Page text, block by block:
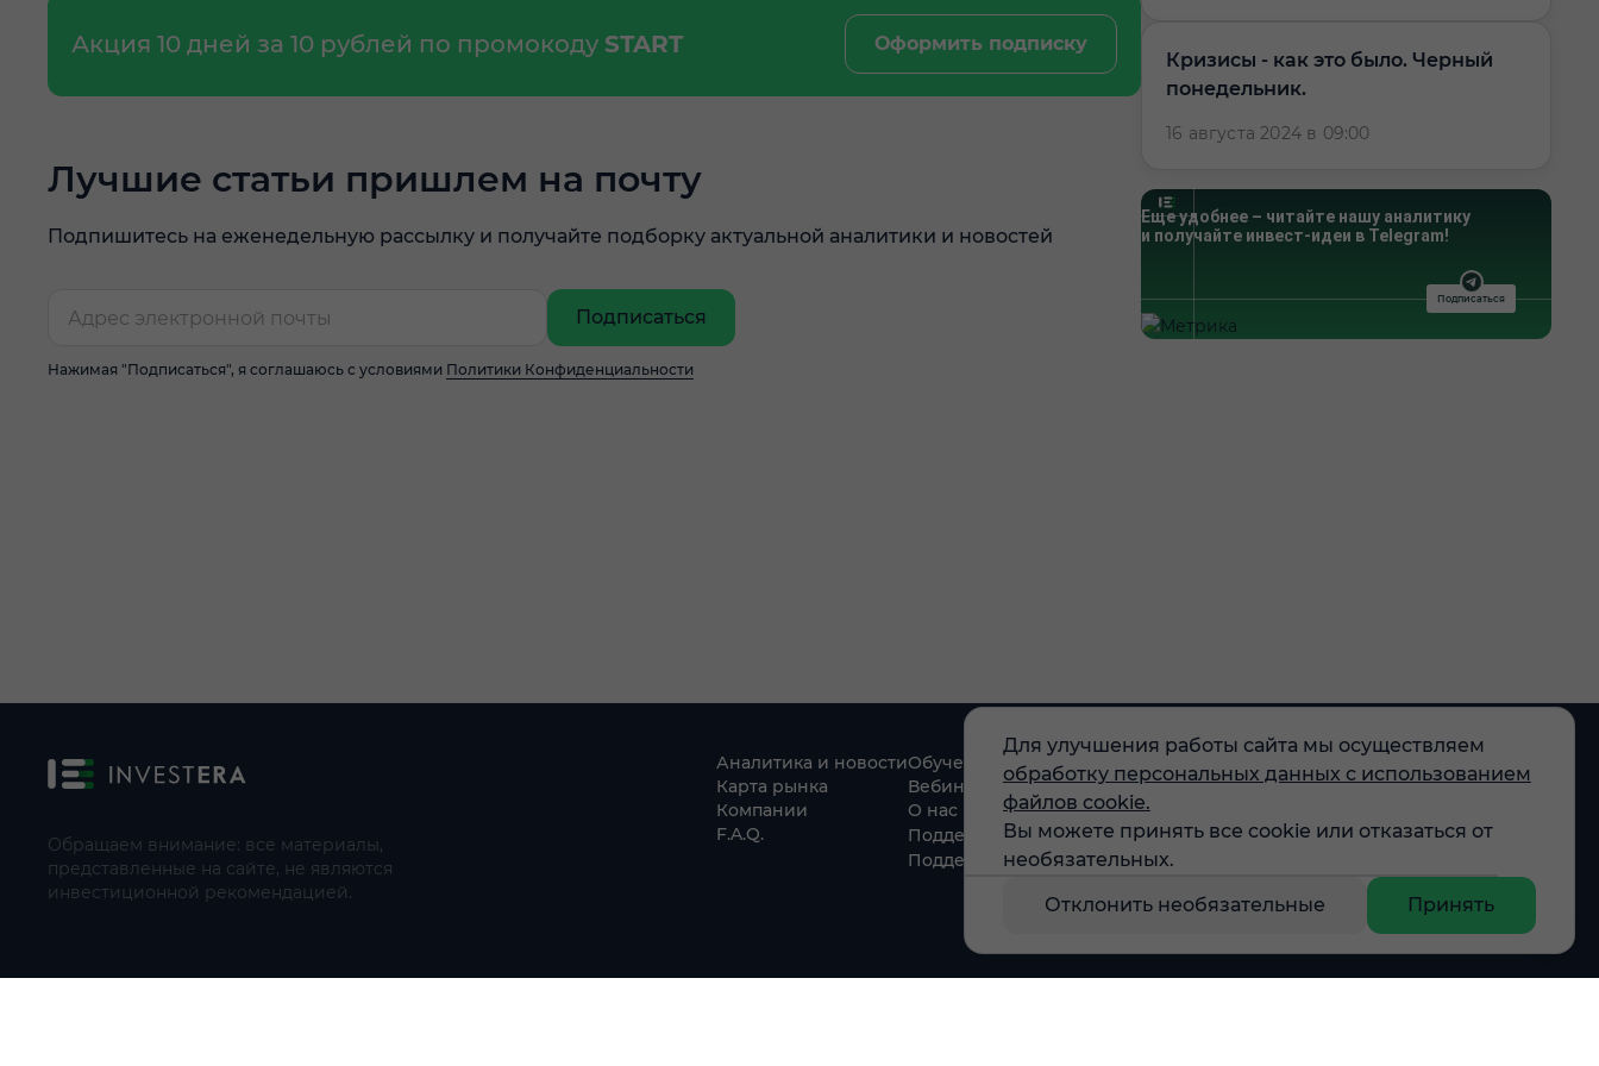
Для улучшения работы сайта мы осуществляем
обработку персональных данных с использованием
файлов cookie.
Вы можете принять все cookie или отказаться от
необязательных.
Отклонить необязательные
Принять
Акция 10 дней за 10 рублей по промокоду START Оформить подписку
Лучшие статьи пришлем на почту
Подпишитесь на еженедельную рассылку и получайте подборку актуальной аналитики и новостей
Подписаться
Нажимая "Подписаться", я соглашаюсь с условиями Политики Конфиденциальности
Кризисы - как это было. Черный
понедельник.
16 августа 2024 в 09:00
Еще удобнее – читайте нашу аналитику
и получайте инвест-идеи в Telegram!
Подписаться
Обращаем внимание: все материалы,
представленные на сайте, не являются
инвестиционной рекомендацией.
Аналитика и новости
Карта рынка
Компании
F.A.Q.
Обучение
Вебинары
О нас
Поддержка в Telegram
Поддержка в MAX